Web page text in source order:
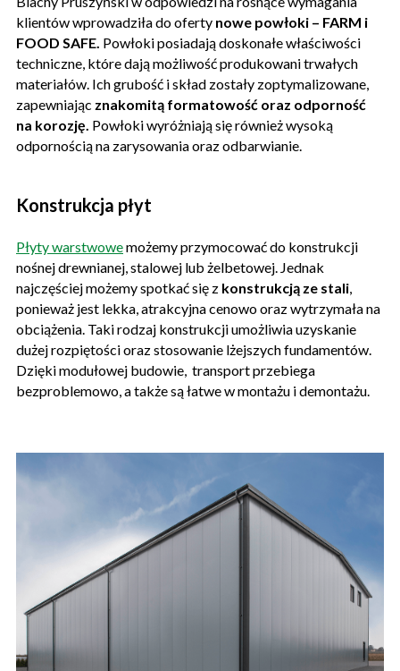
klientów wprowadziła do oferty nowe powłoki – FARM i
FOOD SAFE. Powłoki posiadają doskonałe właściwości
techniczne, które dają możliwość produkowani trwałych
materiałów. Ich grubość i skład zostały zoptymalizowane,
zapewniając znakomitą formatowość oraz odporność
na korozję. Powłoki wyróżniają się również wysoką
odpornością na zarysowania oraz odbarwianie.
Konstrukcja płyt
Płyty warstwowemożemy przymocować do konstrukcji
nośnej drewnianej, stalowej lub żelbetowej. Jednak
najczęściej możemy spotkać się z konstrukcją ze stali,
ponieważ jest lekka, atrakcyjna cenowo oraz wytrzymała na
obciążenia. Taki rodzaj konstrukcji umożliwia uzyskanie
dużej rozpiętości oraz stosowanie lżejszych fundamentów.
Dzięki modułowej budowie, transport przebiega
bezproblemowo, a także są łatwe w montażu i demontażu.